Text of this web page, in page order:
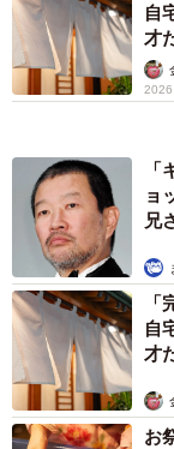
自
才
ョ
兄
自
才
お